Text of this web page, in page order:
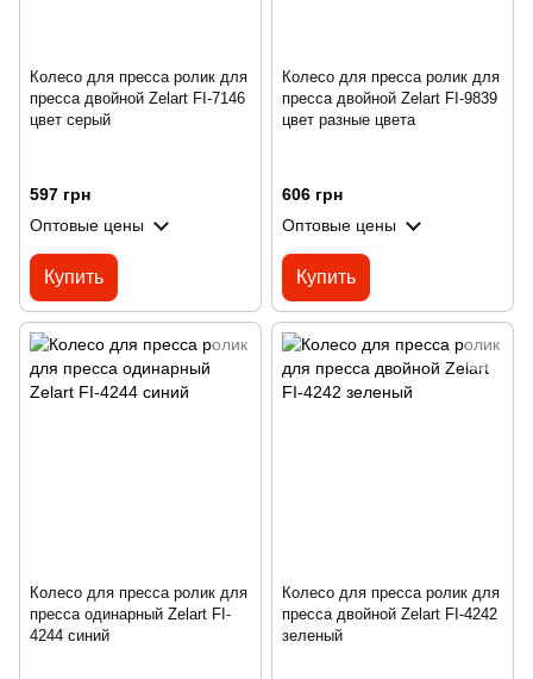
Колесо для пресса ролик для
пресса двойной Zelart FI-7146
цвет серый
597 грн
Оптовые цены
Купить
Колесо для пресса ролик для
пресса двойной Zelart FI-9839
цвет разные цвета
606 грн
Оптовые цены
Купить
Колесо для пресса ролик для
пресса одинарный Zelart FI-
4244 синий
Колесо для пресса ролик для
пресса двойной Zelart FI-4242
зеленый